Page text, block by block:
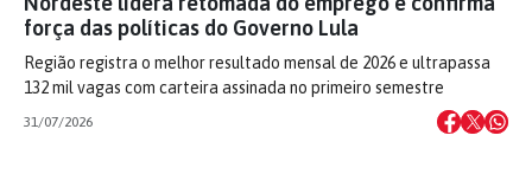
força das políticas do Governo Lula
Região registra o melhor resultado mensal de 2026 e ultrapassa
132 mil vagas com carteira assinada no primeiro semestre
31/07/2026